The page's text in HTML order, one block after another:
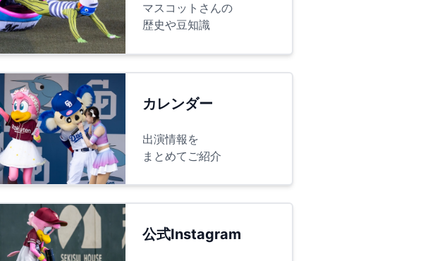
マスコットさんの
歴史や豆知識
カレンダー
出演情報を
まとめてご紹介
公式Instagram